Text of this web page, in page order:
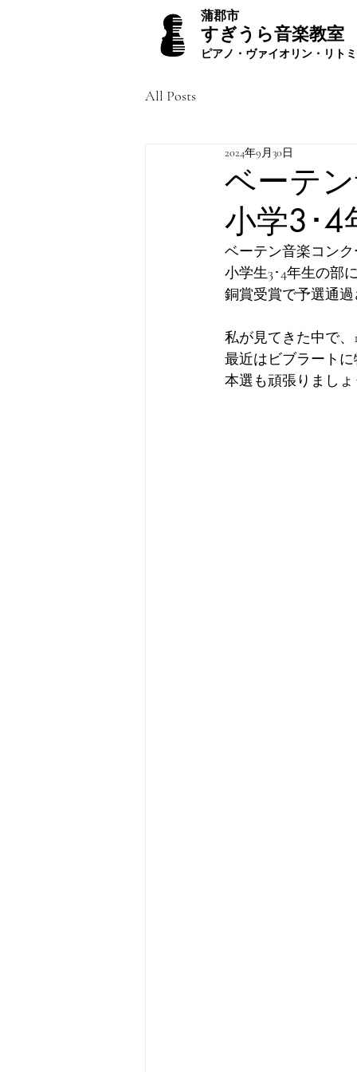
蒲郡市
すぎうら音楽教室
ピアノ・ヴァイオリン・リト
All Posts
ベーテ
小学3･4
2024年9月30日
ベーテン音楽コン
小学生3･4年生の部
銅賞受賞で予選通
私が見てきた中で
最近はビブラート
本選も頑張りまし